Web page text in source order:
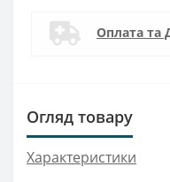
Оплата та
Огляд товару
Характеристики